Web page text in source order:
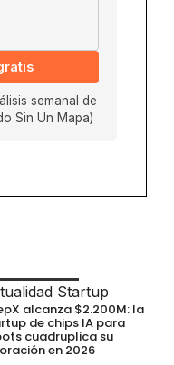
semanal de
Sin Un Mapa)
Startup
alcanza $2.200M: la
de chips IA para
cuadruplica su
en 2026